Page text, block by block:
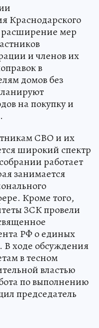
Краснодарского
расширение мер
и членов их
в
домов без
на покупку и
СВО и их
широкий спектр
работает
занимается
Кроме того,
ЗСК провели
РФ о единых
В ходе обсуждения
в тесном
властью
по выполнению
председатель